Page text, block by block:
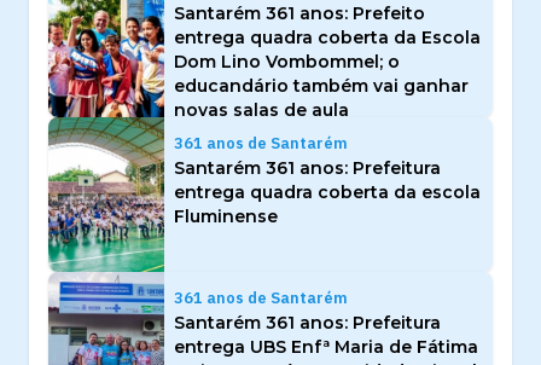
Santarém 361 anos: Prefeito
entrega quadra coberta da Escola
Dom Lino Vombommel; o
educandário também vai ganhar
novas salas de aula
361 anos de Santarém
Santarém 361 anos: Prefeitura
entrega quadra coberta da escola
Fluminense
361 anos de Santarém
Santarém 361 anos: Prefeitura
entrega UBS Enfª Maria de Fátima